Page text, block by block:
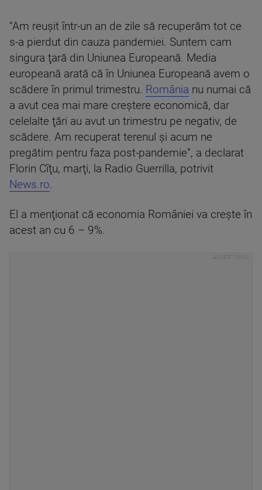
“Am reuşit într-un an de zile să recuperăm tot ce
s-a pierdut din cauza pandemiei. Suntem cam
singura ţară din Uniunea Europeană. Media
europeană arată că în Uniunea Europeană avem o
scădere în primul trimestru. România nu numai că
a avut cea mai mare creştere economică, dar
celelalte ţări au avut un trimestru pe negativ, de
scădere. Am recuperat terenul şi acum ne
pregătim pentru faza post-pandemie”, a declarat
Florin Cîţu, marţi, la Radio Guerrilla, potrivit
News.ro.
El a menţionat că economia României va creşte în
acest an cu 6 – 9%.